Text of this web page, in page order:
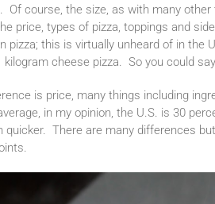
Of course, the size, as with many
price, types of pizza, toppings and
pizza; this is virtually unheard of in the
kilogram cheese pizza. So you could
is price, many things including
in my opinion, the U.S. is 30
quicker. There are many differences